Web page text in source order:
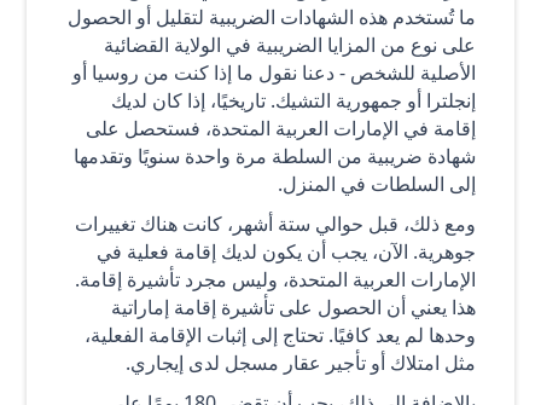
ما تُستخدم هذه الشهادات الضريبية لتقليل أو الحصول
على نوع من المزايا الضريبية في الولاية القضائية
الأصلية للشخص - دعنا نقول ما إذا كنت من روسيا أو
إنجلترا أو جمهورية التشيك. تاريخيًا، إذا كان لديك
إقامة في الإمارات العربية المتحدة، فستحصل على
شهادة ضريبية من السلطة مرة واحدة سنويًا وتقدمها
إلى السلطات في المنزل.
ومع ذلك، قبل حوالي ستة أشهر، كانت هناك تغييرات
جوهرية. الآن، يجب أن يكون لديك إقامة فعلية في
الإمارات العربية المتحدة، وليس مجرد تأشيرة إقامة.
هذا يعني أن الحصول على تأشيرة إقامة إماراتية
وحدها لم يعد كافيًا. تحتاج إلى إثبات الإقامة الفعلية،
مثل امتلاك أو تأجير عقار مسجل لدى إيجاري.